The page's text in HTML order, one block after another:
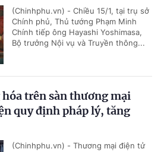
(Chinhphu.vn) - Chiều 15/1, tại trụ sở
Chính phủ, Thủ tướng Phạm Minh
Chính tiếp ông Hayashi Yoshimasa,
Bộ trưởng Nội vụ và Truyền thông...
trên sàn thương mại
quy định pháp lý, tăng
(Chinhphu.vn) - Thương mại điện tử